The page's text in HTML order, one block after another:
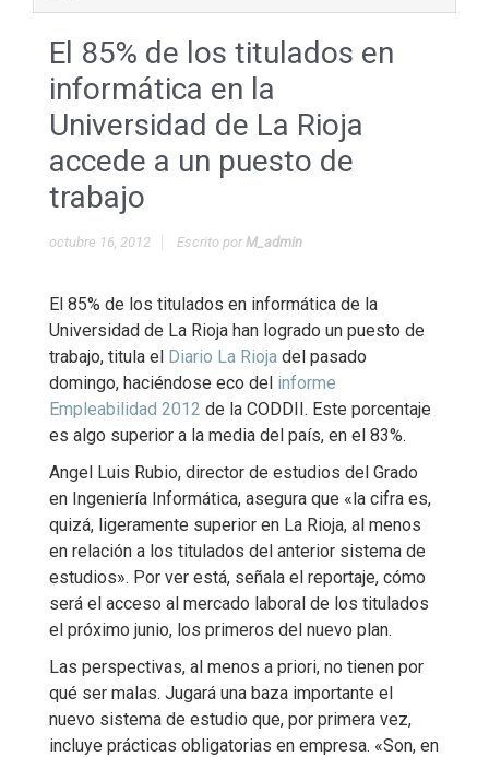
El 85% de los titulados en
informática en la
Universidad de La Rioja
accede a un puesto de
trabajo
octubre 16, 2012 Escrito porM_admin
El 85% de los titulados en informática de la
Universidad de La Rioja han logrado un puesto de
trabajo, titula el Diario La Rioja del pasado
domingo, haciéndose eco del informe
Empleabilidad 2012 de la CODDII. Este porcentaje
es algo superior a la media del país, en el 83%.
Angel Luis Rubio, director de estudios del Grado
en Ingeniería Informática, asegura que «la cifra es,
quizá, ligeramente superior en La Rioja, al menos
en relación a los titulados del anterior sistema de
estudios». Por ver está, señala el reportaje, cómo
será el acceso al mercado laboral de los titulados
el próximo junio, los primeros del nuevo plan.
Las perspectivas, al menos a priori, no tienen por
qué ser malas. Jugará una baza importante el
nuevo sistema de estudio que, por primera vez,
incluye prácticas obligatorias en empresa. «Son, en